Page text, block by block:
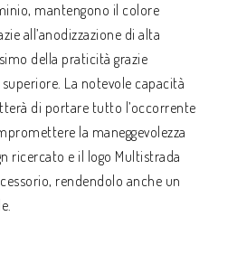
mantengono il colore
all’anodizzazione di alta
della praticità grazie
La notevole capacità
di portare tutto l’occorrente
la maneggevolezza
ricercato e il logo Multistrada
rendendolo anche un